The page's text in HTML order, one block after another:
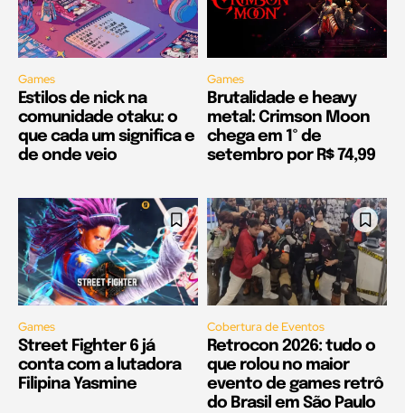
Games
Estilos de nick na
comunidade otaku: o
que cada um significa e
de onde veio
Games
Brutalidade e heavy
metal: Crimson Moon
chega em 1º de
setembro por R$ 74,99
Games
Street Fighter 6 já
conta com a lutadora
Filipina Yasmine
Cobertura de Eventos
Retrocon 2026: tudo o
que rolou no maior
evento de games retrô
do Brasil em São Paulo